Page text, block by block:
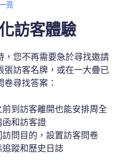
亮
訪客體驗
，您不再需要急於尋找邀請
張訪客名牌，或在一大疊已
卷尋找答案：
到訪客離開也能安排周全
函和訪客證
訪問目的，設置訪客問卷
蹤和歷史日誌